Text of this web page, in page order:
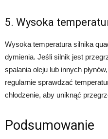
5. Wysoka
Wysoka temperatura silnika
dymienia. Jeśli silnik jest
spalania oleju lub innych
regularnie sprawdzać
chłodzenie, aby uniknąć
Podsumowanie